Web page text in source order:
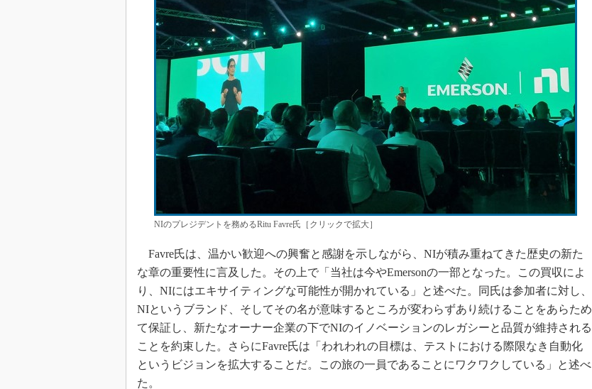
NIのプレジデントを務めるRitu Favre氏［クリックで拡大］
Favre氏は、温かい歓迎への興奮と感謝を示しながら、NIが積み重ねてきた歴史の新た
な章の重要性に言及した。その上で「当社は今やEmersonの一部となった。この買収によ
り、NIにはエキサイティングな可能性が開かれている」と述べた。同氏は参加者に対し、
NIというブランド、そしてその名が意味するところが変わらずあり続けることをあらため
て保証し、新たなオーナー企業の下でNIのイノベーションのレガシーと品質が維持される
ことを約束した。さらにFavre氏は「われわれの目標は、テストにおける際限なき自動化
というビジョンを拡大することだ。この旅の一員であることにワクワクしている」と述べ
た。